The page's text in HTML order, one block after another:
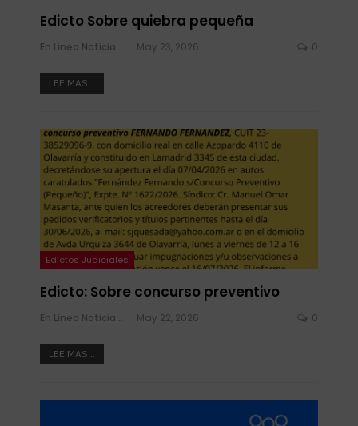
Edicto Sobre quiebra pequeña
En Linea Noticias May 23, 2026 0
LEE MAS...
Edictos Judiciales
Edicto: Sobre concurso preventivo
En Linea Noticias May 22, 2026 0
LEE MAS...